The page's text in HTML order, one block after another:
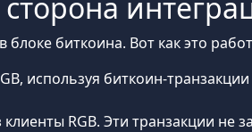
биткоина. Вот как это
используя биткоин-
RGB. Эти транзакции не